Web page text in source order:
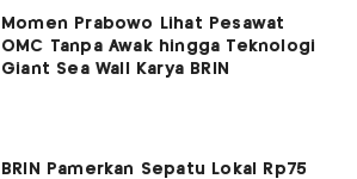
Momen Prabowo Lihat Pesawat
OMC Tanpa Awak hingga Teknologi
Giant Sea Wall Karya BRIN
BRIN Pamerkan Sepatu Lokal Rp75